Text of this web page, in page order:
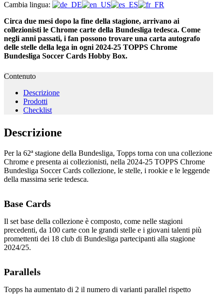
Cambia lingua:
Circa due mesi dopo la fine della stagione, arrivano ai
collezionisti le Chrome carte della Bundesliga tedesca. Come
negli anni passati, i fan possono trovare una carta autografo
delle stelle della lega in ogni 2024-25 TOPPS Chrome
Bundesliga Soccer Cards Hobby Box.
Contenuto
Descrizione
Prodotti
Checklist
Descrizione
Per la 62ª stagione della Bundesliga, Topps torna con una collezione
Chrome e presenta ai collezionisti, nella 2024-25 TOPPS Chrome
Bundesliga Soccer Cards collezione, le stelle, i rookie e le leggende
della massima serie tedesca.
Base Cards
Il set base della collezione è composto, come nelle stagioni
precedenti, da 100 carte con le grandi stelle e i giovani talenti più
promettenti dei 18 club di Bundesliga partecipanti alla stagione
2024/25.
Parallels
Topps ha aumentato di 2 il numero di varianti parallel rispetto